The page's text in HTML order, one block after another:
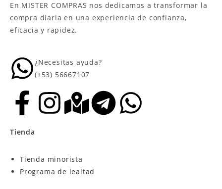
En MISTER COMPRAS nos dedicamos a transformar la
compra diaria en una experiencia de confianza,
eficacia y rapidez.
¿Necesitas ayuda?
(+53) 56667107
Tienda
Tienda minorista
Programa de lealtad